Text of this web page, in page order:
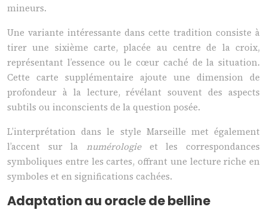
mineurs.
Une variante intéressante dans cette tradition consiste à
tirer une sixième carte, placée au centre de la croix,
représentant l’essence ou le cœur caché de la situation.
Cette carte supplémentaire ajoute une dimension de
profondeur à la lecture, révélant souvent des aspects
subtils ou inconscients de la question posée.
L’interprétation dans le style Marseille met également
l’accent sur la numérologie et les correspondances
symboliques entre les cartes, offrant une lecture riche en
symboles et en significations cachées.
Adaptation au oracle de belline